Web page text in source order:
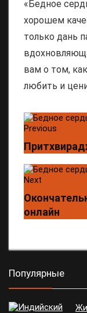
«Бедное
хорошем
только дань
вам о том,
любить и
Previous
Next
онлайн
Популярные